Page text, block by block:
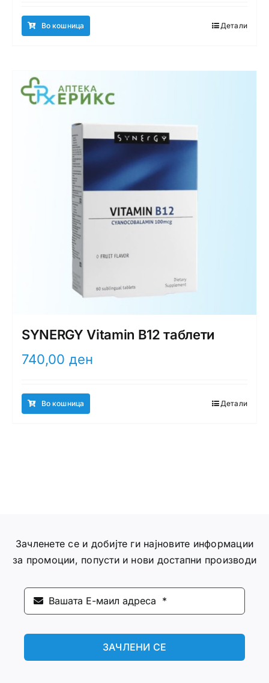
Во кошница Детали
SYNERGY Vitamin B12 таблети
740,00 ден
Во кошница Детали
Зачленете се и добијте ги најновите информации
за промоции, попусти и нови достапни производи
ЗАЧЛЕНИ СЕ